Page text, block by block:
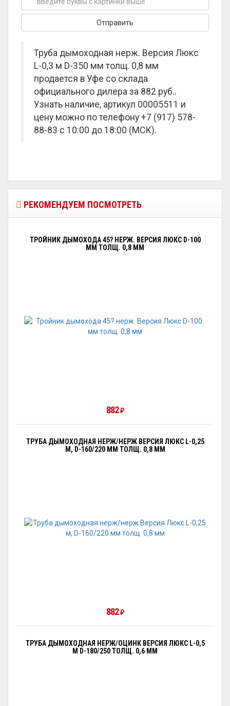
Труба дымоходная нерж. Версия Люкс
L-0,3 м D-350 мм толщ. 0,8 мм
продается в Уфе со склада
официального дилера за 882 руб..
Узнать наличие, артикул 00005511 и
цену можно по телефону +7 (917) 578-
88-83 с 10:00 до 18:00 (МСК).
РЕКОМЕНДУЕМ ПОСМОТРЕТЬ
ТРОЙНИК ДЫМОХОДА 45? НЕРЖ. ВЕРСИЯ ЛЮКС D-100
ММ ТОЛЩ. 0,8 ММ
882 ₽
ТРУБА ДЫМОХОДНАЯ НЕРЖ/НЕРЖ ВЕРСИЯ ЛЮКС L-0,25
М, D-160/220 ММ ТОЛЩ. 0,8 ММ
882 ₽
ТРУБА ДЫМОХОДНАЯ НЕРЖ/ОЦИНК ВЕРСИЯ ЛЮКС L-0,5
М D-180/250 ТОЛЩ. 0,6 ММ